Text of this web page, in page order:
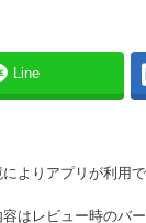
Line
よりアプリが利用
はレビュー時のバ